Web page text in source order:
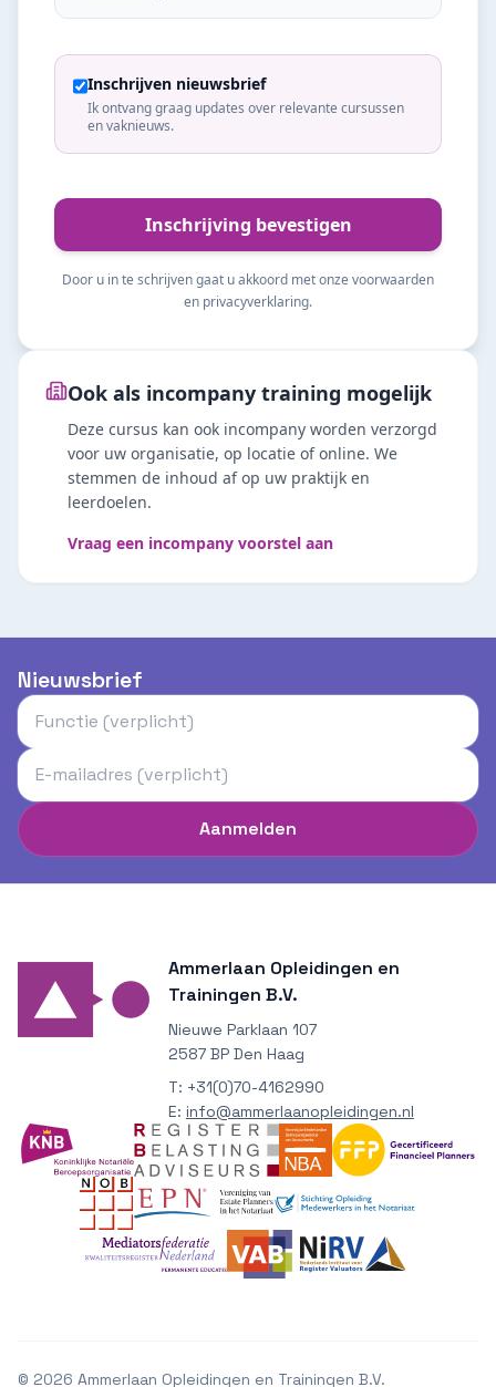
Inschrijven nieuwsbrief
Ik ontvang graag updates over relevante cursussen
en vaknieuws.
Inschrijving bevestigen
Door u in te schrijven gaat u akkoord met onze voorwaarden
en privacyverklaring.
Ook als incompany training mogelijk
Deze cursus kan ook incompany worden verzorgd
voor uw organisatie, op locatie of online. We
stemmen de inhoud af op uw praktijk en
leerdoelen.
Vraag een incompany voorstel aan
Nieuwsbrief
Aanmelden
Ammerlaan Opleidingen en
Trainingen B.V.
Nieuwe Parklaan 107
2587 BP Den Haag
T: +31(0)70-4162990
E: info@ammerlaanopleidingen.nl
© 2026 Ammerlaan Opleidingen en Trainingen B.V.